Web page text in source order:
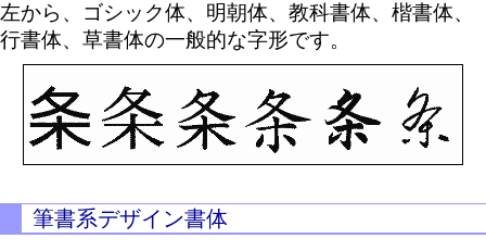
左から、ゴシック体、明朝体、教科書体、楷書体、
行書体、草書体の一般的な字形です。
筆書系デザイン書体